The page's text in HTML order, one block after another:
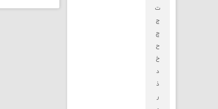
ت
ج
چ
ح
خ
د
ذ
ر